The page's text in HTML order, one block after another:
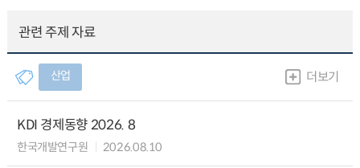
관련 주제 자료
산업 더보기
KDI 경제동향 2026. 8
한국개발연구원 2026.08.10